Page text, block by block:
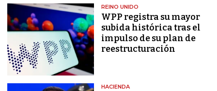
REINO UNIDO
WPP registra su mayor
subida histórica tras el
impulso de su plan de
reestructuración
HACIENDA